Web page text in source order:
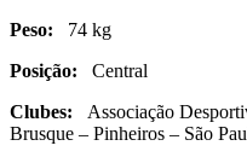
Peso: 74 kg
Posição: Central
Clubes: Associação
Brusque – Pinheiros – São